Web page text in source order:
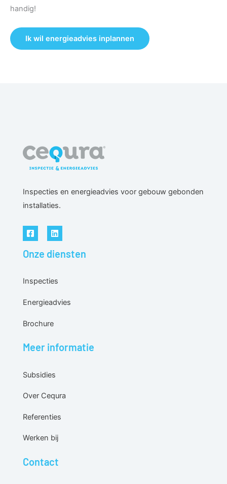
handig!
Ik wil energieadvies inplannen
Inspecties en energieadvies voor gebouw gebonden
installaties.
Onze diensten
Inspecties
Energieadvies
Brochure
Meer informatie
Subsidies
Over Cequra
Referenties
Werken bij
Contact